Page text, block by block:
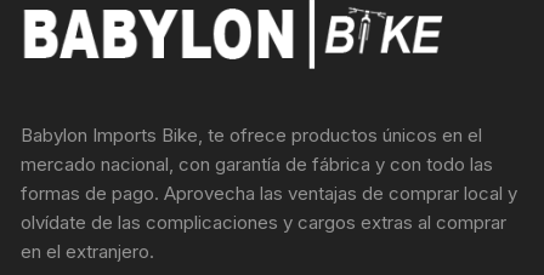
Babylon Imports Bike, te ofrece productos únicos en el
mercado nacional, con garantía de fábrica y con todo las
formas de pago. Aprovecha las ventajas de comprar local y
olvídate de las complicaciones y cargos extras al comprar
en el extranjero.